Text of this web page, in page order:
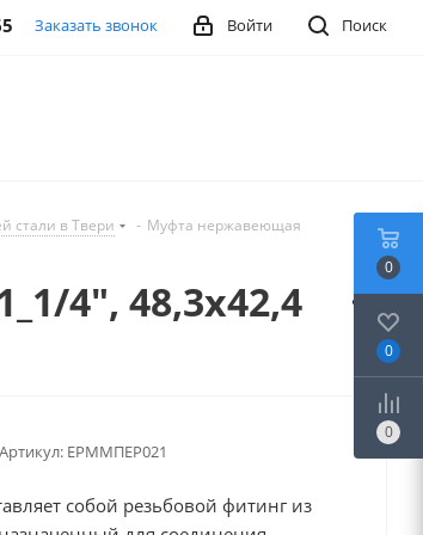
Поиск
Войти
Заказать звонок
стали в Твери - Муфта нержавеющая
4", 48,3x42,4
Артикул: EPMМПЕР021
собой резьбовой фитинг из
0
0
0